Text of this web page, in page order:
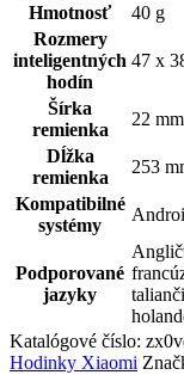
Hmotnosť
40 g
Rozmery
inteligentných
hodín
47 x
Šírka
remienka
22 mm
Dĺžka
remienka
253
Kompatibilné
systémy
Podporované
jazyky
Katalógové číslo:
Hodinky Xiaomi